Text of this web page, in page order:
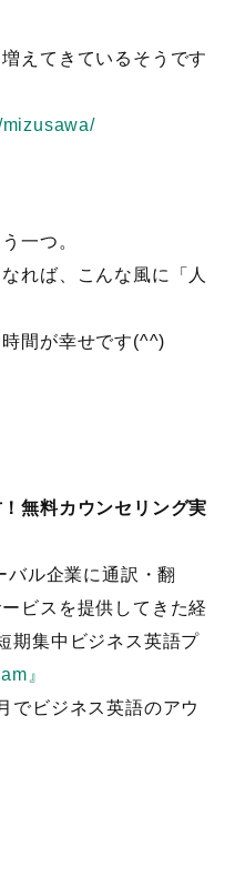
えてきているそうです
一つ。
れば、こんな風に「人
間が幸せです(^^)
無料カウンセリング実
バル企業に通訳・翻
ビスを提供してきた経
期集中ビジネス英語プ
』
でビジネス英語のアウ